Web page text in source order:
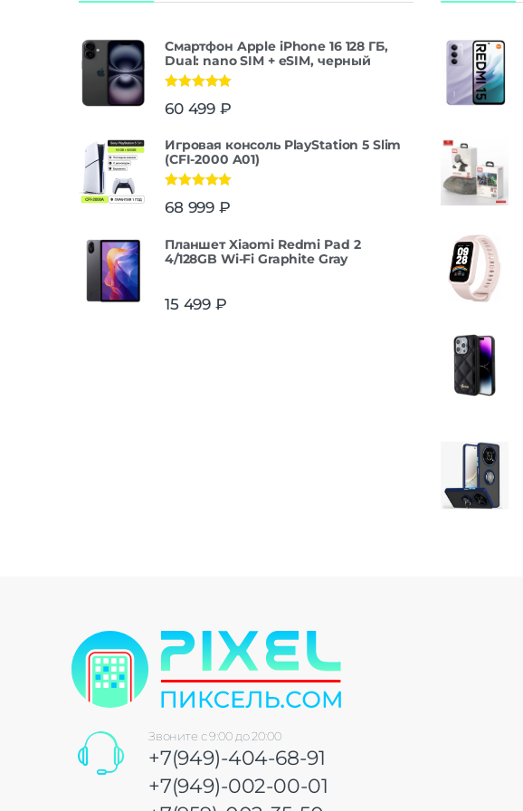
Смартфон Apple iPhone 16 128 ГБ,
Dual: nano SIM + eSIM, черный
из 5
60 499 ₽
Игровая консоль PlayStation 5 Slim
(CFI-2000 A01)
из 5
68 999 ₽
Планшет Xiaomi Redmi Pad 2
4/128GB Wi-Fi Graphite Gray
15 499 ₽
Звоните с 9:00 до 20:00
+7(949)-404-68-91
+7(949)-002-00-01